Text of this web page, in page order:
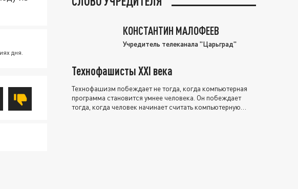
дня.
КОНСТАНТИН МАЛОФЕЕВ
Учредитель телеканала "Царьград"
Технофашисты XXI века
Технофашизм побеждает не тогда, когда компьютерная
программа становится умнее человека. Он побеждает
тогда, когда человек начинает считать компьютерную